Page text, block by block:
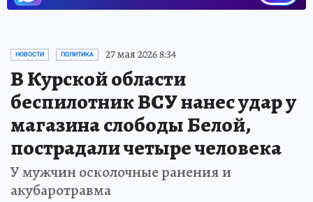
НОВОСТИ ПОЛИТИКА 27 мая 2026 8:34
В Курской области
беспилотник ВСУ нанес удар у
магазина слободы Белой,
пострадали четыре человека
У мужчин осколочные ранения и
акубаротравма